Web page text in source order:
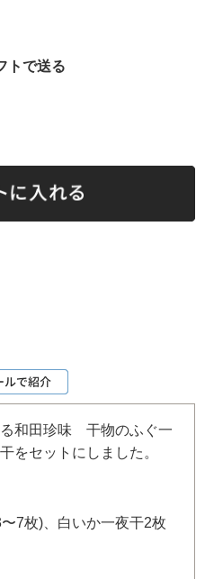
トで送る
和田珍味 干物のふぐ一
をセットにしました。
7枚)、白いか一夜干2枚